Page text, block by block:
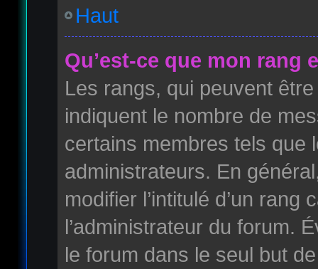
Haut
Qu’est-ce que mon rang
Les rangs, qui peuvent
indiquent le nombre de
certains membres tels que
administrateurs. En
modifier l’intitulé d’un rang
l’administrateur du forum.
le forum dans le seul but